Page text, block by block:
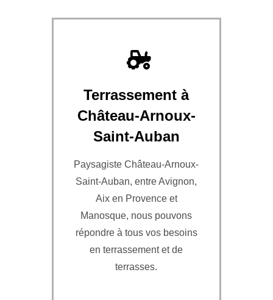
Terrassement à
Château-Arnoux-
Saint-Auban
Paysagiste Château-Arnoux-
Saint-Auban, entre Avignon,
Aix en Provence et
Manosque, nous pouvons
répondre à tous vos besoins
en terrassement et de
terrasses.